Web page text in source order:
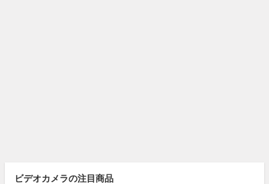
ビデオカメラの注目商品